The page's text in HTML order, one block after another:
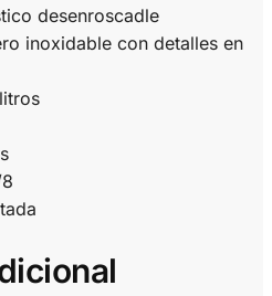
desenroscadle
inoxidable con detalles en